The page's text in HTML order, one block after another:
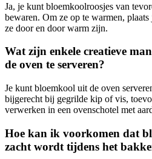
Ja, je kunt bloemkoolroosjes van
bewaren. Om ze op te warmen,
ze door en door warm zijn.
Wat zijn enkele creatieve
de oven te serveren?
Je kunt bloemkool uit de oven
bijgerecht bij gegrilde kip of vis,
verwerken in een ovenschotel met
Hoe kan ik voorkomen dat
zacht wordt tijdens het